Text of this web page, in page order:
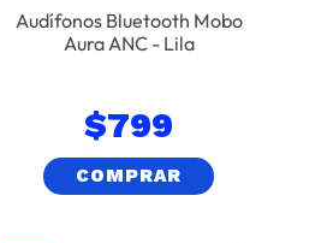
Audífonos Bluetooth Mobo
Aura ANC - Lila
$799
COMPRAR